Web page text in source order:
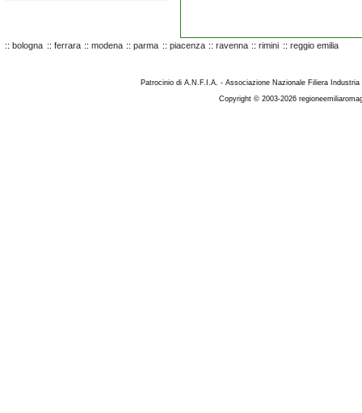
:: bologna :: ferrara :: modena :: parma :: piacenza :: ravenna :: rimini :: reggio emilia
Patrocinio di A.N.F.I.A. - Associazione Nazionale Filiera
Copyright © 2003-2026